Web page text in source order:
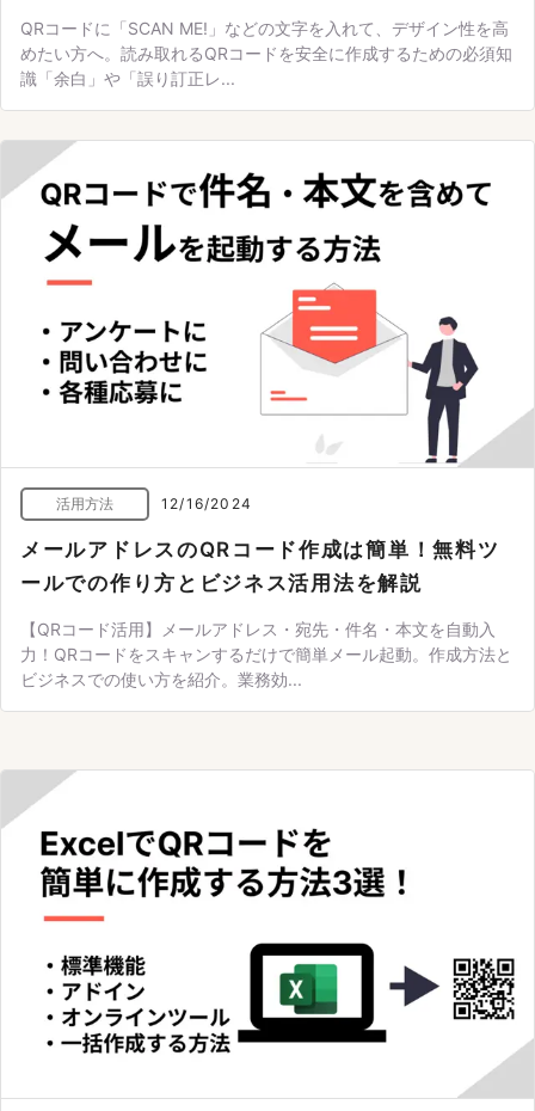
QRコードに「SCAN ME!」などの文字を入れて、デザイン性を高
めたい方へ。読み取れるQRコードを安全に作成するための必須知
識「余白」や「誤り訂正レ...
活用方法 12/16/2024
メールアドレスのQRコード作成は簡単！無料ツ
ールでの作り方とビジネス活用法を解説
【QRコード活用】メールアドレス・宛先・件名・本文を自動入
力！QRコードをスキャンするだけで簡単メール起動。作成方法と
ビジネスでの使い方を紹介。業務効...